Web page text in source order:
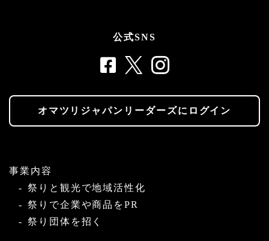
公式SNS
オマツリジャパンリーダーズにログイン
事業内容
祭りと観光で地域活性化
祭りで企業や商品をPR
祭り団体を招く